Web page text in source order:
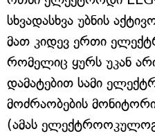
სხვადასხვა უბნის
მათ კიდევ ერთი
რომელიც ყურს უკან
დამატებით სამი
მოძრაობების
(ამას